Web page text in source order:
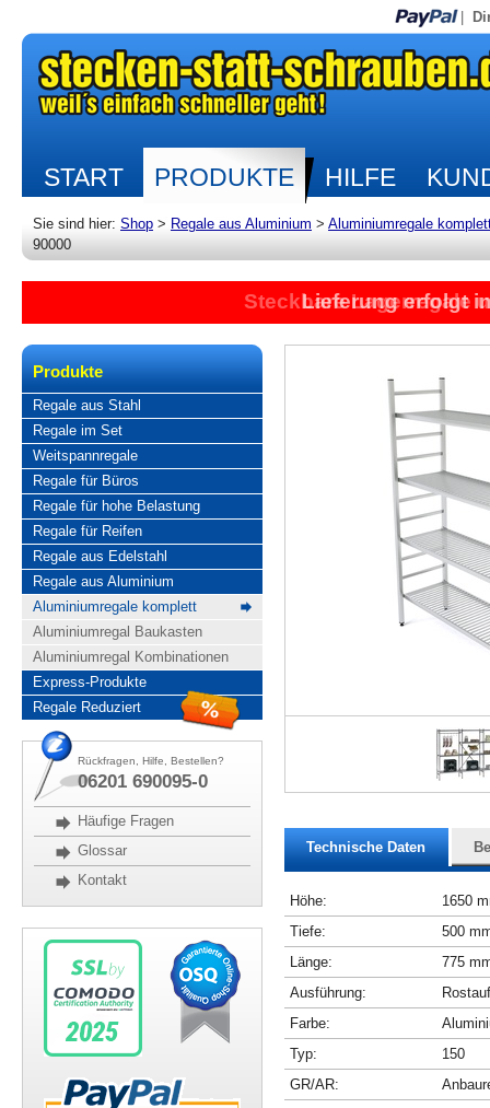
START PRODUKTE HILFE
Sie sind hier: Shop > Regale aus Aluminium > Aluminiumregale
90000
Steckbare Lagerregale
Lieferung erfolgt
Produkte
Regale aus Stahl
Regale im Set
Weitspannregale
Regale für Büros
Regale für hohe Belastung
Regale für Reifen
Regale aus Edelstahl
Regale aus Aluminium
Aluminiumregale komplett
Aluminiumregal Baukasten
Aluminiumregal Kombinationen
Express-Produkte
Regale Reduziert
Rückfragen, Hilfe, Bestellen?
06201 690095-0
Häufige Fragen
Glossar
Kontakt
Technische Daten
Höhe:
1650
Tiefe:
500
Länge:
775
Ausführung:
Farbe:
Typ:
150
GR/AR: